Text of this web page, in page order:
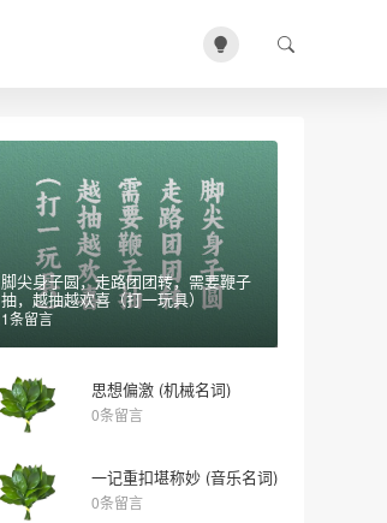
脚尖身子圆，走路团团转，需要鞭子
抽，越抽越欢喜（打一玩具）
1条留言
思想偏激 (机械名词)
0条留言
一记重扣堪称妙 (音乐名词)
0条留言